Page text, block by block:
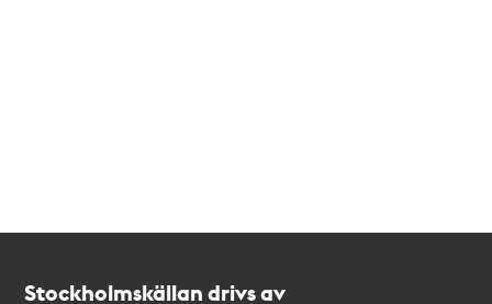
Stockholmskällan drivs av